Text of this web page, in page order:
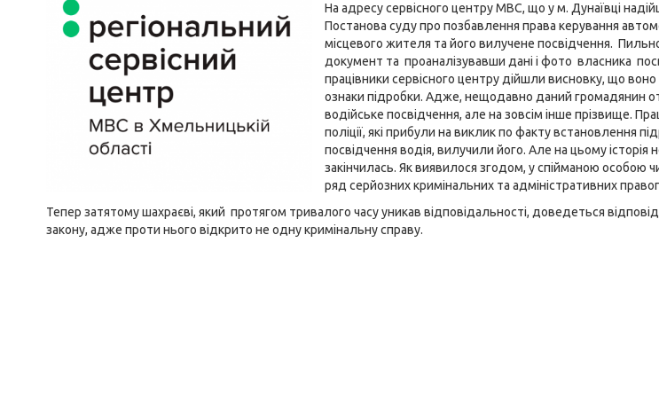
На адресу сервісного центру МВС, що у м. Дунаївці
Постанова суду про позбавлення права керування
місцевого жителя та його вилучене посвідчення.
документ та проаналізувавши дані і фото власника
працівники сервісного центру дійшли висновку, що воно
ознаки підробки. Адже, нещодавно даний громадянин
водійське посвідчення, але на зовсім інше прізвище.
поліції, які прибули на виклик по факту встановлення
посвідчення водія, вилучили його. Але на цьому історія
закінчилась. Як виявилося згодом, у спійманою особою
ряд серйозних кримінальних та адміністративних
Тепер затятому шахраєві, який протягом тривалого часу уникав відповідальності, доведеться
закону, адже проти нього відкрито не одну кримінальну справу.